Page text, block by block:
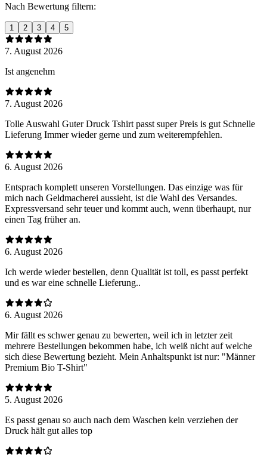
Nach Bewertung filtern:
1 2 3 4 5
7. August 2026
Ist angenehm
7. August 2026
Tolle Auswahl Guter Druck Tshirt passt super Preis is gut Schnelle
Lieferung Immer wieder gerne und zum weiterempfehlen.
6. August 2026
Entsprach komplett unseren Vorstellungen. Das einzige was für
mich nach Geldmacherei aussieht, ist die Wahl des Versandes.
Expressversand sehr teuer und kommt auch, wenn überhaupt, nur
einen Tag früher an.
6. August 2026
Ich werde wieder bestellen, denn Qualität ist toll, es passt perfekt
und es war eine schnelle Lieferung..
6. August 2026
Mir fällt es schwer genau zu bewerten, weil ich in letzter zeit
mehrere Bestellungen bekommen habe, ich weiß nicht auf welche
sich diese Bewertung bezieht. Mein Anhaltspunkt ist nur: "Männer
Premium Bio T-Shirt"
5. August 2026
Es passt genau so auch nach dem Waschen kein verziehen der
Druck hält gut alles top